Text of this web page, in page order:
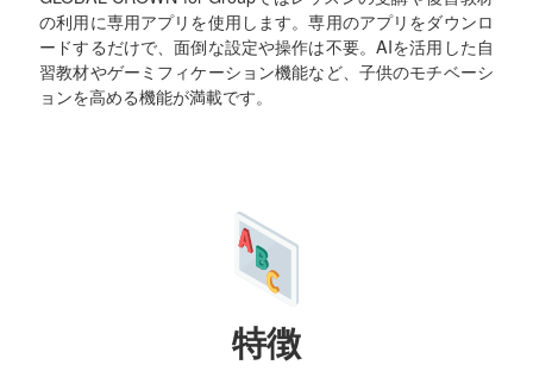
の利用に専用アプリを使用します。専用のアプリをダウンロ
ードするだけで、面倒な設定や操作は不要。AIを活用した自
習教材やゲーミフィケーション機能など、子供のモチベーシ
ョンを高める機能が満載です。
特徴